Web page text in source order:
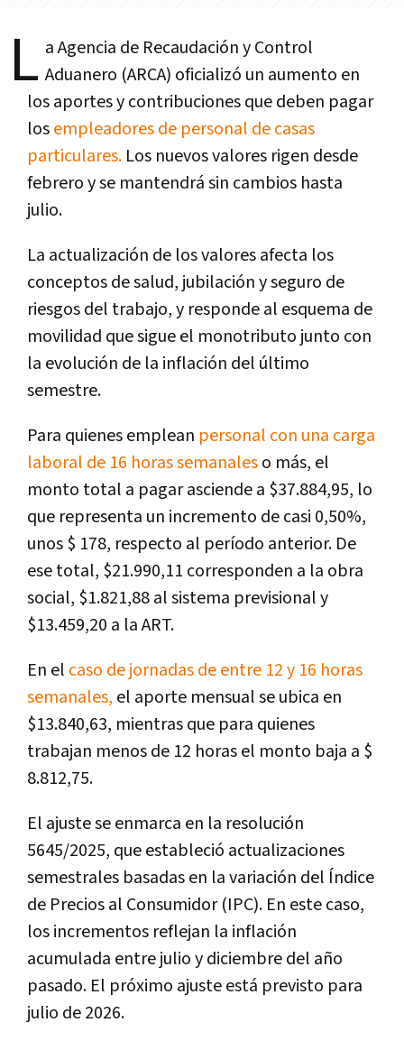
L a Agencia de Recaudación y Control
Aduanero (ARCA) oficializó un aumento en
los aportes y contribuciones que deben pagar
losempleadores de personal de casas
particulares. Los nuevos valores rigen desde
febrero y se mantendrá sin cambios hasta
julio.
La actualización de los valores afecta los
conceptos de salud, jubilación y seguro de
riesgos del trabajo, y responde al esquema de
movilidad que sigue el monotributo junto con
la evolución de la inflación del último
semestre.
Para quienes emplean personal con una carga
laboral de 16 horas semanaleso más, el
monto total a pagar asciende a $37.884,95, lo
que representa un incremento de casi 0,50%,
unos $ 178, respecto al período anterior. De
ese total, $21.990,11 corresponden a la obra
social, $1.821,88 al sistema previsional y
$13.459,20 a la ART.
En el caso de jornadas de entre 12 y 16 horas
semanales, el aporte mensual se ubica en
$13.840,63, mientras que para quienes
trabajan menos de 12 horas el monto baja a $
8.812,75.
El ajuste se enmarca en la resolución
5645/2025, que estableció actualizaciones
semestrales basadas en la variación del Índice
de Precios al Consumidor (IPC). En este caso,
los incrementos reflejan la inflación
acumulada entre julio y diciembre del año
pasado. El próximo ajuste está previsto para
julio de 2026.